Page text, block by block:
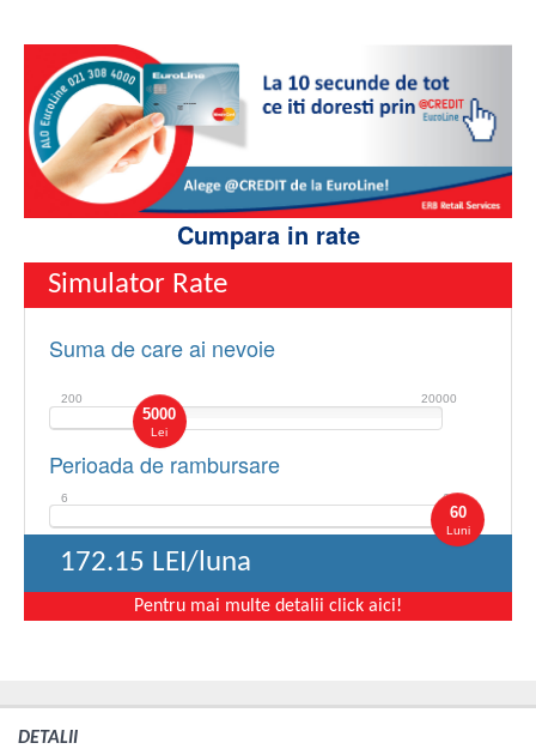
Cumpara in rate
Simulator Rate
Suma de care ai nevoie
5000
Lei
200 20000
Perioada de rambursare
60
Luni
6 60
172.15 LEI/luna
Pentru mai multe detalii click aici!
DETALII